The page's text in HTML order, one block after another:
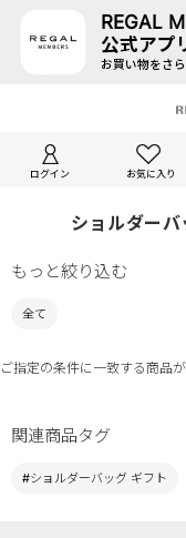
REGAL
公式アプ
お買い物をさ
ログイン お気に入り
ショルダー
もっと絞り込む
全て
ご指定の条件に一致する商品
関連商品タグ
#ショルダーバッグ ギフト